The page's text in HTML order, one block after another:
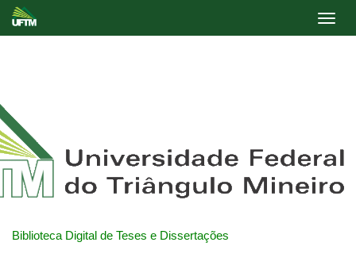
Biblioteca Digital de Teses e Dissertações